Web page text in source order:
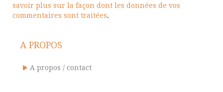
savoir plus sur la façon dont les données de vos
commentaires sont traitées.
A PROPOS
A propos / contact